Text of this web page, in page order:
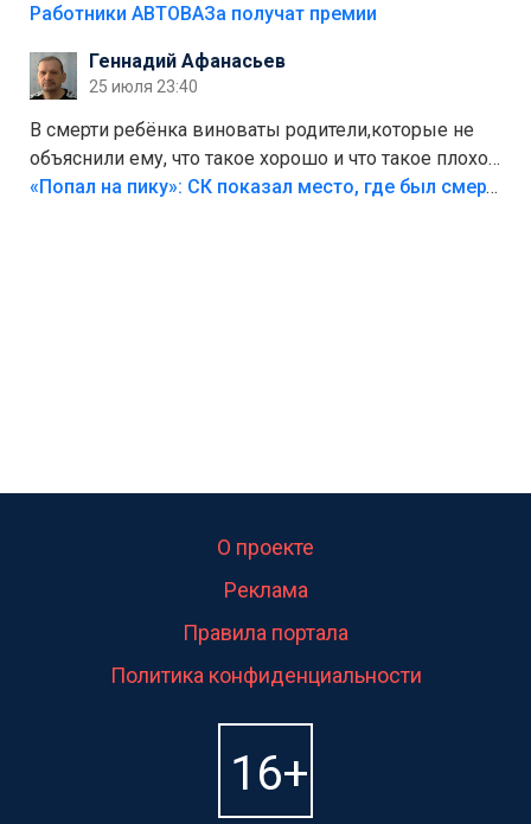
на предприятии.
Работники АВТОВАЗа получат премии
Геннадий Афанасьев
25 июля 23:40
В смерти ребёнка виноваты родители,которые не
объяснили ему, что такое хорошо и что такое плохо!
Лезть через такой забор,верх безумия,есть же
«Попал на пику»: СК показал место, где был смертельно травмирован ребенок в Тольятти
О проекте
Реклама
Правила портала
Политика конфиденциальности